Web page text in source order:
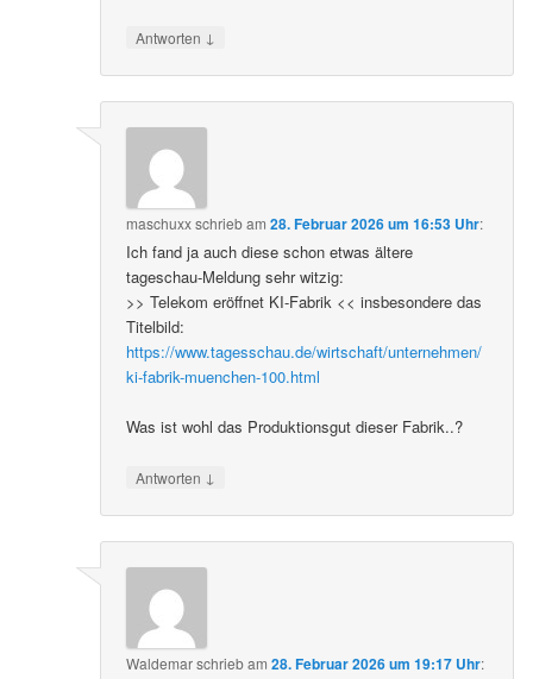
Antworten ↓
maschuxxschriebam28. Februar 2026 um 16:53 Uhr:
Ich fand ja auch diese schon etwas ältere
tageschau-Meldung sehr witzig:
>> Telekom eröffnet KI-Fabrik << insbesondere das
Titelbild:
https://www.tagesschau.de/wirtschaft/unternehmen/
ki-fabrik-muenchen-100.html
Was ist wohl das Produktionsgut dieser Fabrik..?
Antworten ↓
Waldemarschriebam28. Februar 2026 um 19:17 Uhr: